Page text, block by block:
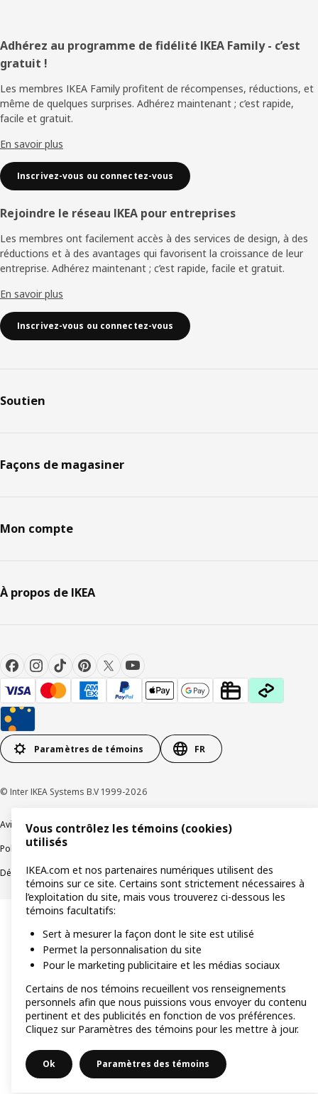
Pied
de
page
Adhérez au programme de fidélité IKEA Family - c’est
gratuit !
Les membres IKEA Family profitent de récompenses, réductions, et
même de quelques surprises. Adhérez maintenant ; c’est rapide,
facile et gratuit.
En savoir plus
Inscrivez-vous ou connectez-vous
Rejoindre le réseau IKEA pour entreprises
Les membres ont facilement accès à des services de design, à des
réductions et à des avantages qui favorisent la croissance de leur
entreprise. Adhérez maintenant ; c’est rapide, facile et gratuit.
En savoir plus
Inscrivez-vous ou connectez-vous
Soutien
Façons de magasiner
Mon compte
À propos de IKEA
Paramètres de témoins FR
© Inter IKEA Systems B.V 1999-2026
Avis de confidentialitéTémoins de connexion
Politique de divulgation responsable
Déclaration sur le travail forcé et les enfantsAccessibilité
Vous contrôlez les témoins (cookies)
utilisés
IKEA.com et nos partenaires numériques utilisent des
témoins sur ce site. Certains sont strictement nécessaires à
l’exploitation du site, mais vous trouverez ci-dessous les
témoins facultatifs:
Sert à mesurer la façon dont le site est utilisé
Permet la personnalisation du site
Pour le marketing publicitaire et les médias sociaux
Certains de nos témoins recueillent vos renseignements
personnels afin que nous puissions vous envoyer du contenu
pertinent et des publicités en fonction de vos préférences.
Cliquez sur Paramètres des témoins pour les mettre à jour.
Ok Paramètres des témoins